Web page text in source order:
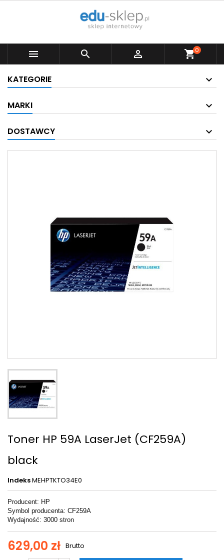
   shopping_cart0
KATEGORIE
MARKI
DOSTAWCY
Toner HP 59A LaserJet (CF259A)
black
IndeksMEHPTKTO34E0
Producent: HP
Symbol producenta: CF259A
Wydajność: 3000 stron
629,00 zł Brutto